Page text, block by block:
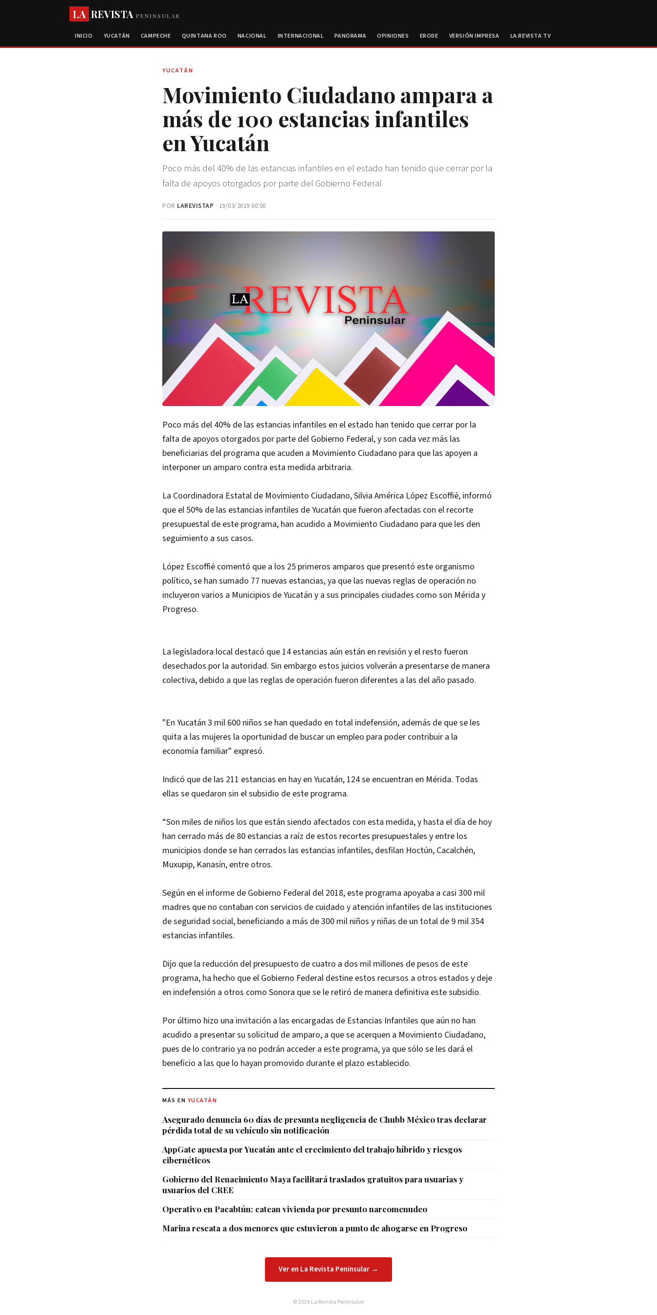
LA REVISTAPENINSULAR
INICIO YUCATÁN CAMPECHE QUINTANA ROO NACIONAL INTERNACIONAL PANORAMA OPINIONES ERODE VERSIÓN IMPRESA LA REVISTA TV
YUCATÁN
Movimiento Ciudadano ampara a
más de 100 estancias infantiles
en Yucatán
Poco más del 40% de las estancias infantiles en el estado han tenido que cerrar por la
falta de apoyos otorgados por parte del Gobierno Federal
POR LAREVISTAP · 19/03/2019 00:00
Poco más del 40% de las estancias infantiles en el estado han tenido que cerrar por la
falta de apoyos otorgados por parte del Gobierno Federal, y son cada vez más las
beneficiarias del programa que acuden a Movimiento Ciudadano para que las apoyen a
interponer un amparo contra esta medida arbitraria.
La Coordinadora Estatal de Movimiento Ciudadano, Silvia América López Escoffié, informó
que el 50% de las estancias infantiles de Yucatán que fueron afectadas con el recorte
presupuestal de este programa, han acudido a Movimiento Ciudadano para que les den
seguimiento a sus casos.
López Escoffié comentó que a los 25 primeros amparos que presentó este organismo
político, se han sumado 77 nuevas estancias, ya que las nuevas reglas de operación no
incluyeron varios a Municipios de Yucatán y a sus principales ciudades como son Mérida y
Progreso.
La legisladora local destacó que 14 estancias aún están en revisión y el resto fueron
desechados por la autoridad. Sin embargo estos juicios volverán a presentarse de manera
colectiva, debido a que las reglas de operación fueron diferentes a las del año pasado.
"En Yucatán 3 mil 600 niños se han quedado en total indefensión, además de que se les
quita a las mujeres la oportunidad de buscar un empleo para poder contribuir a la
economía familiar" expresó.
Indicó que de las 211 estancias en hay en Yucatán, 124 se encuentran en Mérida. Todas
ellas se quedaron sin el subsidio de este programa.
“Son miles de niños los que están siendo afectados con esta medida, y hasta el día de hoy
han cerrado más de 80 estancias a raíz de estos recortes presupuestales y entre los
municipios donde se han cerrados las estancias infantiles, desfilan Hoctún, Cacalchén,
Muxupip, Kanasín, entre otros.
Según en el informe de Gobierno Federal del 2018, este programa apoyaba a casi 300 mil
madres que no contaban con servicios de cuidado y atención infantiles de las instituciones
de seguridad social, beneficiando a más de 300 mil niños y niñas de un total de 9 mil 354
estancias infantiles.
Dijo que la reducción del presupuesto de cuatro a dos mil millones de pesos de este
programa, ha hecho que el Gobierno Federal destine estos recursos a otros estados y deje
en indefensión a otros como Sonora que se le retiró de manera definitiva este subsidio.
Por último hizo una invitación a las encargadas de Estancias Infantiles que aún no han
acudido a presentar su solicitud de amparo, a que se acerquen a Movimiento Ciudadano,
pues de lo contrario ya no podrán acceder a este programa, ya que sólo se les dará el
beneficio a las que lo hayan promovido durante el plazo establecido.
MÁS EN YUCATÁN
Asegurado denuncia 60 días de presunta negligencia de Chubb México tras declarar
pérdida total de su vehículo sin notificación
AppGate apuesta por Yucatán ante el crecimiento del trabajo híbrido y riesgos
cibernéticos
Gobierno del Renacimiento Maya facilitará traslados gratuitos para usuarias y
usuarios del CREE
Operativo en Pacabtún: catean vivienda por presunto narcomenudeo
Marina rescata a dos menores que estuvieron a punto de ahogarse en Progreso
Ver en La Revista Peninsular →
© 2026 La Revista Peninsular